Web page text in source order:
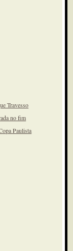
Travesso
no fim
Paulista